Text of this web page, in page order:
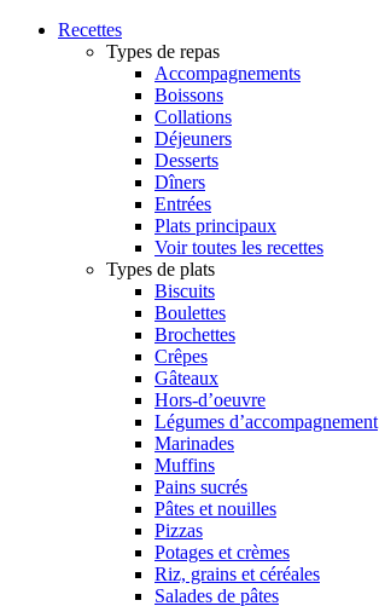
Recettes
Types de repas
Accompagnements
Boissons
Collations
Déjeuners
Desserts
Dîners
Entrées
Plats principaux
Voir toutes les recettes
Types de plats
Biscuits
Boulettes
Brochettes
Crêpes
Gâteaux
Hors-d’oeuvre
Légumes d’accompagnement
Marinades
Muffins
Pains sucrés
Pâtes et nouilles
Pizzas
Potages et crèmes
Riz, grains et céréales
Salades de pâtes